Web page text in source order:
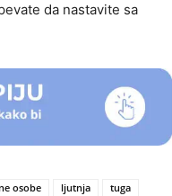
da nastavite sa
osobe ljutnja tuga